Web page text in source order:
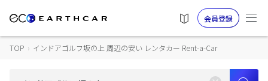
会員登録
TOP › インドアゴルフ坂の上 周辺の安い レンタカー Rent-a-Car